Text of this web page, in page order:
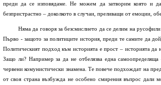
преди да се изповядаме. Не можем да затворим която и
безпристрастно – доколкото в случаи, преливащи от емоции,
Няма да говоря за безсмислието да се делим на
Първо - защото за политиците история, преди те самите да
Политическият подход към историята е прост – историята
Защо ли? Например за да не отбелязва една
червени комунистически знамена. Те повече подхождат на
от своя страна възбужда не особено смирения въпрос дали